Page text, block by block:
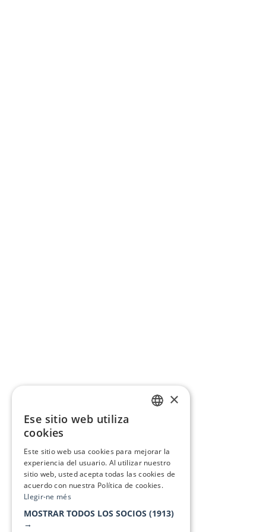
×
Ese sitio web utiliza
cookies
Este sitio web usa cookies para mejorar la
experiencia del usuario. Al utilizar nuestro
sitio web, usted acepta todas las cookies de
acuerdo con nuestra Política de cookies.
Llegir-ne més
MOSTRAR TODOS LOS SOCIOS (1913)
→